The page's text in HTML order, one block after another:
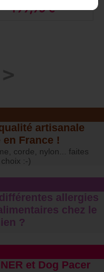
199,95 €
artisanale
France !
corde, nylon... faites
:-)
allergies
chez le
?
et Dog Pacer